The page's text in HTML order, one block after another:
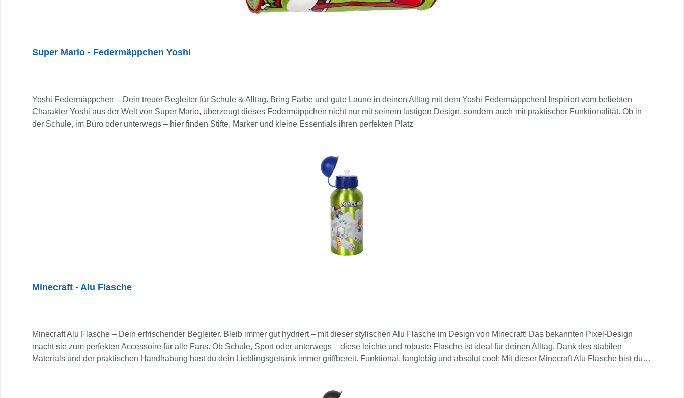
Super Mario - Federmäppchen Yoshi
Yoshi Federmäppchen – Dein treuer Begleiter für Schule & Alltag. Bring Farbe und gute Laune in deinen Alltag mit dem Yoshi Federmäppchen! Inspiriert vom beliebten
Charakter Yoshi aus der Welt von Super Mario, überzeugt dieses Federmäppchen nicht nur mit seinem lustigen Design, sondern auch mit praktischer Funktionalität. Ob in
der Schule, im Büro oder unterwegs – hier finden Stifte, Marker und kleine Essentials ihren perfekten Platz
Minecraft - Alu Flasche
Minecraft Alu Flasche – Dein erfrischender Begleiter. Bleib immer gut hydriert – mit dieser stylischen Alu Flasche im Design von Minecraft! Das bekannten Pixel-Design
macht sie zum perfekten Accessoire für alle Fans. Ob Schule, Sport oder unterwegs – diese leichte und robuste Flasche ist ideal für deinen Alltag. Dank des stabilen
Materials und der praktischen Handhabung hast du dein Lieblingsgetränk immer griffbereit. Funktional, langlebig und absolut cool: Mit dieser Minecraft Alu Flasche bist du